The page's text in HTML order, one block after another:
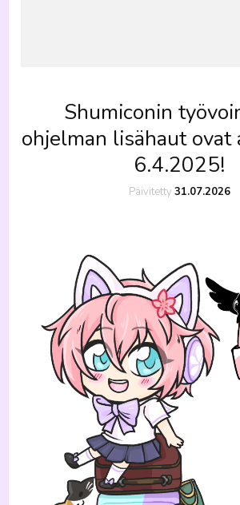
Shumiconin
ohjelman lisähaut ovat
6.4.2025!
Päivitetty 31.07.2026